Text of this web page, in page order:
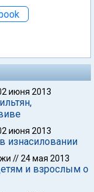
июня 2013
июня 2013
изнасиловании
//24 мая 2013
и взрослым о